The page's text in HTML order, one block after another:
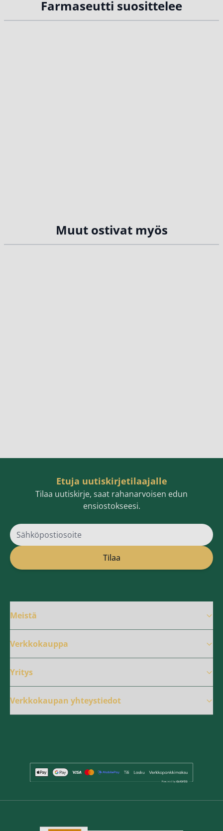
Farmaseutti suosittelee
Muut ostivat myös
Etuja uutiskirjetilaajalle
Tilaa uutiskirje, saat rahanarvoisen edun
ensiostokseesi.
Sähköpostiosoite
Tilaa
Meistä
Verkkokauppa
Yritys
Verkkokaupan yhteystiedot